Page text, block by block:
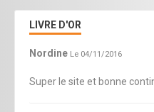
LIVRE D'OR
Nordine Le 04/11/2016
Super le site et bonne